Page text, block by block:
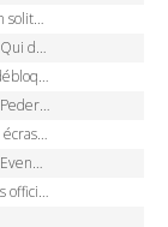
à pois
d’Huez ?
le maillot vert
à Voiron ?
abandonne
le podium ?
et dates